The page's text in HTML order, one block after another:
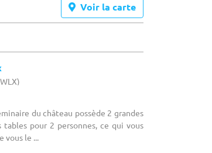
Voir la carte
du château possède 2 grandes
pour 2 personnes, ce qui vous
vous le ...